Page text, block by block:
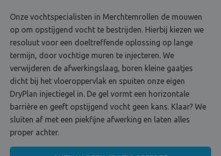
Onze vochtspecialisten in Merchtemrollen de mouwen
op om opstijgend vocht te bestrijden. Hierbij kiezen we
resoluut voor een doeltreffende oplossing op lange
termijn, door vochtige muren te injecteren. We
verwijderen de afwerkingslaag, boren kleine gaatjes
dicht bij het vloeroppervlak en spuiten onze eigen
DryPlan injectiegel in. De gel vormt een horizontale
barrière en geeft opstijgend vocht geen kans. Klaar? We
sluiten af met een piekfijne afwerking en laten alles
proper achter.